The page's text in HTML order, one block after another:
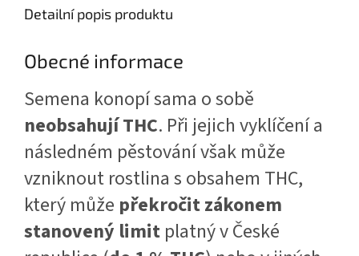
Detailní popis produktu
Obecné informace
Semena konopí sama o sobě
neobsahují THC. Při jejich vyklíčení a
následném pěstování však může
vzniknout rostlina s obsahem THC,
který může překročit zákonem
stanovený limit platný v České